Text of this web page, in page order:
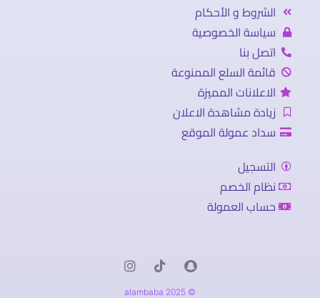
الشروط و الأحكام
سياسة الخصوصية
اتصل بنا
قائمة السلع الممنوعة
الاعلانات المميزة
زيادة مشاهدة الاعلان
سداد عمولة الموقع
التسجيل
نظام الخصم
حساب العمولة
© 2025 alambaba